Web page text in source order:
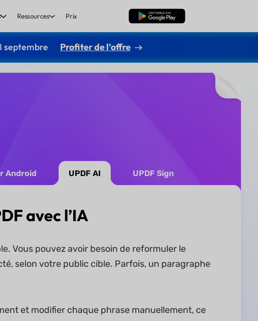
Ressources Prix TÉLÉCHARGER
septembre Profiter de l’offre
Android UPDF AI UPDF Sign
avec l’IA
Vous pouvez avoir besoin de reformuler le
selon votre public cible. Parfois, un paragraphe
et modifier chaque phrase manuellement, ce